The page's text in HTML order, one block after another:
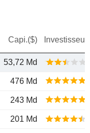
Capi.($) Investisseur
53,72 Md
476 Md
243 Md
201 Md